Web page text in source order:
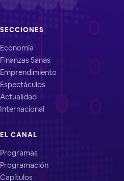
SECCIONES
Economía
Finanzas Sanas
Emprendimiento
Espectáculos
Actualidad
Internacional
EL CANAL
Programas
Programación
Capítulos